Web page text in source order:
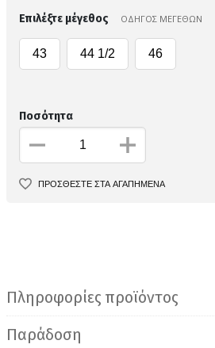
Επιλέξτε μέγεθος ΟΔΗΓΟΣ ΜΕΓΕΘΩΝ
43 44 1/2 46
Ποσότητα
ΠΡΟΣΘΕΣΤΕ ΣΤΑ ΑΓΑΠΗΜΕΝΑ
Πληροφορίες προϊόντος
Παράδοση